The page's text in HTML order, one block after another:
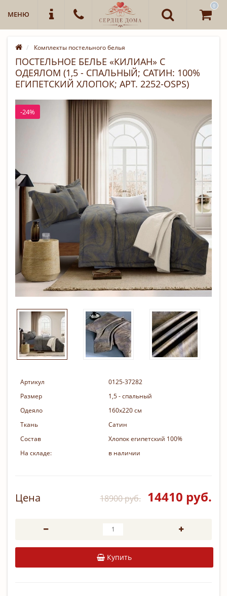
МЕНЮ
0
Комплекты постельного белья
ПОСТЕЛЬНОЕ БЕЛЬЕ «КИЛИАН» С
ОДЕЯЛОМ (1,5 - СПАЛЬНЫЙ; САТИН: 100%
ЕГИПЕТСКИЙ ХЛОПОК; АРТ. 2252-OSPS)
-24%
Артикул
0125-37282
Размер
1,5 - спальный
Одеяло
160х220 см
Ткань
Сатин
Состав
Хлопок египетский 100%
На складе:
в наличии
Цена 18900 руб. 14410 руб.
Купить